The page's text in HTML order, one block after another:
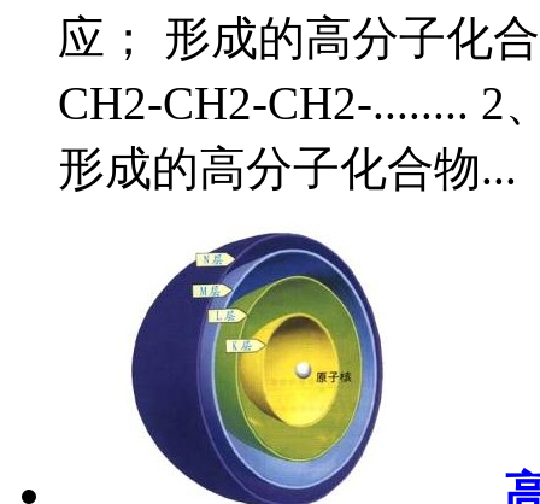
应； 形成的高分子化
CH2-CH2-CH2-........ 2
形成的高分子化合物...